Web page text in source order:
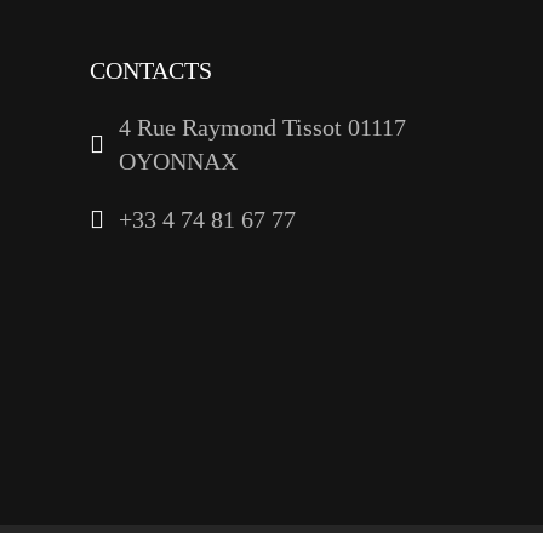
CONTACTS
4 Rue Raymond Tissot 01117
OYONNAX
+33 4 74 81 67 77